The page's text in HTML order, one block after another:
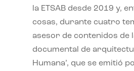
la ETSAB desde 2019 y,
cosas, durante cuatro
asesor de contenidos de
documental de
Humana’, que se emitió